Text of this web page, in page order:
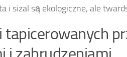
i sizal są ekologiczne, ale
tapicerowanych